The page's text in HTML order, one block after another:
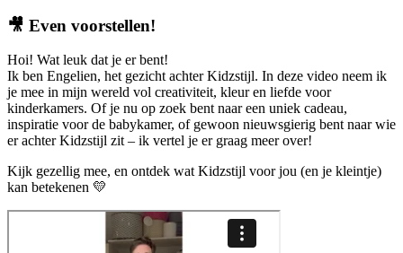
🎥 Even voorstellen!
Hoi! Wat leuk dat je er bent!
Ik ben Engelien, het gezicht achter Kidzstijl. In deze video neem ik
je mee in mijn wereld vol creativiteit, kleur en liefde voor
kinderkamers. Of je nu op zoek bent naar een uniek cadeau,
inspiratie voor de babykamer, of gewoon nieuwsgierig bent naar wie
er achter Kidzstijl zit – ik vertel je er graag meer over!
Kijk gezellig mee, en ontdek wat Kidzstijl voor jou (en je kleintje)
kan betekenen 💛